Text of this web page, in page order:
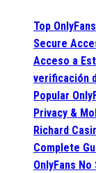
Top
Secure
Acceso a
verificación
Popular
Privacy &
Richard
Complete
OnlyFans